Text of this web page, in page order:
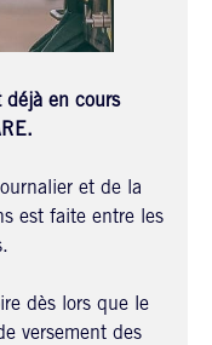
déjà en cours
et de la
est faite entre les
dès lors que le
versement des